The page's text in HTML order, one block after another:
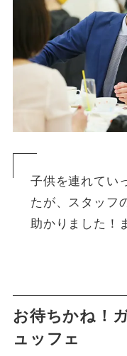
子供を連れてい
たが、スタッフ
助かりました！
お待ちかね！
ュッフェ